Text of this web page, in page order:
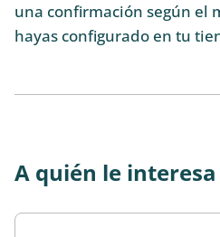
una confirmación según el
hayas configurado en tu
A quién le interesa